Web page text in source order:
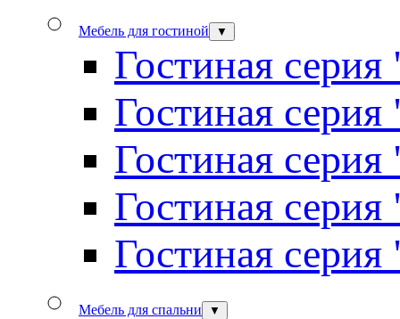
Мебель для гостиной ▼
Гостиная
Гостиная
Гостиная
Гостиная
Гостиная
Мебель для спальни ▼